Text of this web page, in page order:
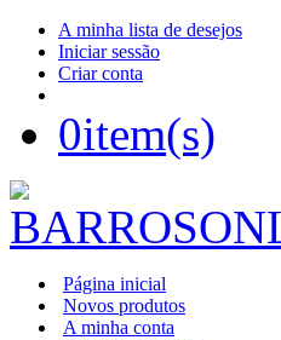
A minha lista de desejos
Iniciar sessão
Criar conta
0item(s)
Página inicial
Novos produtos
A minha conta